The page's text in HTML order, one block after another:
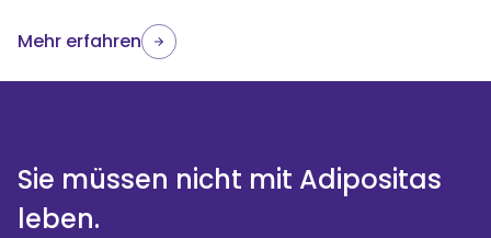
Mehr erfahren
Sie müssen nicht mit Adipositas
leben.